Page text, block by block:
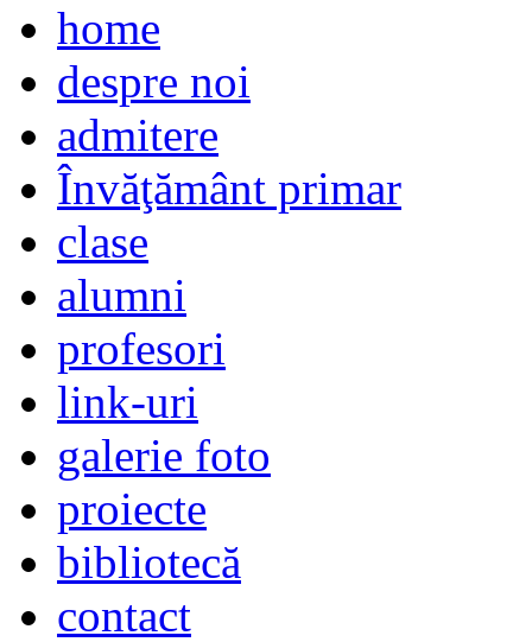
home
despre noi
admitere
Învăţământ primar
clase
alumni
profesori
link-uri
galerie foto
proiecte
bibliotecă
contact